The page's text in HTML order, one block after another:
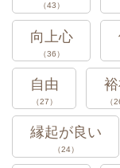
（43）
向上心
（36）
自由
（27） （
縁起が良い
（24）